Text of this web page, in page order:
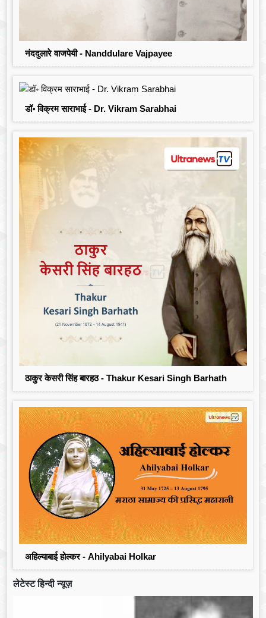
नंददुलारे वाजपेयी - Nanddulare Vajpayee
डॉ॰ विक्रम साराभाई - Dr. Vikram Sarabhai
ठाकुर केसरी सिंह बारहठ - Thakur Kesari Singh Barhath
अहिल्याबाई होल्कर - Ahilyabai Holkar
लेटेस्ट हिन्दी न्यूज़